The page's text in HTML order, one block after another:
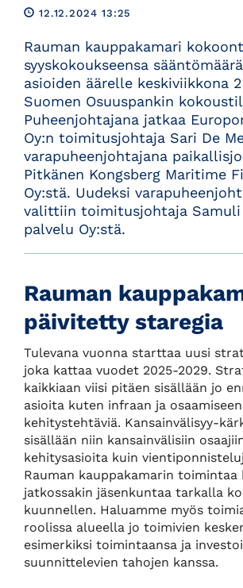
12.12.2024 13:25
Rauman kauppakamari
syyskokoukseensa
asioiden äärelle keskiviikkona
Suomen Osuuspankin
Puheenjohtajana jatkaa
Oy:n toimitusjohtaja Sari De
varapuheenjohtajana
Pitkänen Kongsberg Maritime
Oy:stä. Uudeksi
valittiin toimitusjohtaja Samuli
palvelu Oy:stä.
Rauman
päivitetty staregia
Tulevana vuonna starttaa uusi
joka kattaa vuodet 2025-2029.
kaikkiaan viisi pitäen sisällään jo
asioita kuten infraan ja
kehitystehtäviä. Kansainvälisyy-
sisällään niin kansainvälisiin
kehitysasioita kuin
Rauman kauppakamarin toimintaa
jatkossakin jäsenkuntaa tarkalla
kuunnellen. Haluamme myös
roolissa alueella jo toimivien
esimerkiksi toimintaansa ja
suunnittelevien tahojen kanssa.